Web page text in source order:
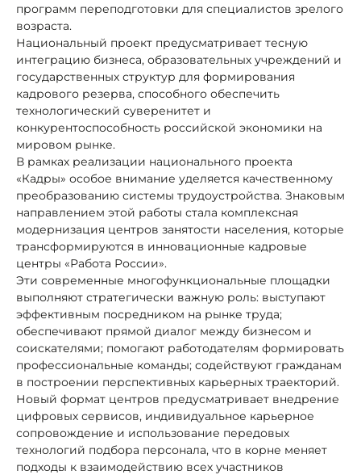
программ переподготовки для специалистов зрелого
возраста.
Национальный проект предусматривает тесную
интеграцию бизнеса, образовательных учреждений и
государственных структур для формирования
кадрового резерва, способного обеспечить
технологический суверенитет и
конкурентоспособность российской экономики на
мировом рынке.
В рамках реализации национального проекта
«Кадры» особое внимание уделяется качественному
преобразованию системы трудоустройства. Знаковым
направлением этой работы стала комплексная
модернизация центров занятости населения, которые
трансформируются в инновационные кадровые
центры «Работа России».
Эти современные многофункциональные площадки
выполняют стратегически важную роль: выступают
эффективным посредником на рынке труда;
обеспечивают прямой диалог между бизнесом и
соискателями; помогают работодателям формировать
профессиональные команды; содействуют гражданам
в построении перспективных карьерных траекторий.
Новый формат центров предусматривает внедрение
цифровых сервисов, индивидуальное карьерное
сопровождение и использование передовых
технологий подбора персонала, что в корне меняет
подходы к взаимодействию всех участников